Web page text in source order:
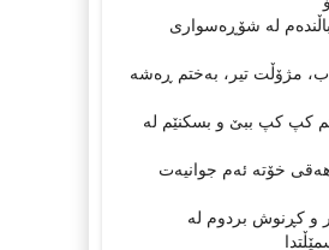
لە شۆڕەسواری
مژۆڵت تير، بەختم ڕەشە
کپ کپ ببێ و بسکنێم لە
خۆتە ئەم جوانيەت
کڕنوش بردوم لە